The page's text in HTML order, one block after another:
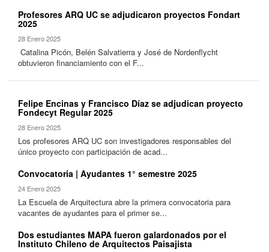
Profesores ARQ UC se adjudicaron proyectos Fondart
2025
28 Enero 2025
Catalina Picón, Belén Salvatierra y José de Nordenflycht
obtuvieron financiamiento con el F...
Felipe Encinas y Francisco Díaz se adjudican proyecto
Fondecyt Regular 2025
28 Enero 2025
Los profesores ARQ UC son investigadores responsables del
único proyecto con participación de acad...
Convocatoria | Ayudantes 1° semestre 2025
24 Enero 2025
La Escuela de Arquitectura abre la primera convocatoria para
vacantes de ayudantes para el primer se...
Dos estudiantes MAPA fueron galardonados por el
Instituto Chileno de Arquitectos Paisajista